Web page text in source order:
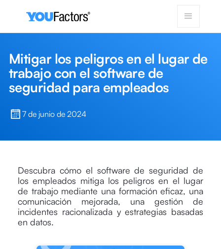
Mitigar los peligros en el lugar de
trabajo con el software de
seguridad para empleados
7 de junio de 2024
Descubra cómo el software de seguridad de
los empleados mitiga los peligros en el lugar
de trabajo mediante una formación eficaz, una
comunicación mejorada, una gestión de
incidentes racionalizada y estrategias basadas
en datos.